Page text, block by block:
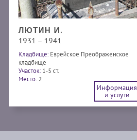
ЛЮТИН И.
1931 – 1941
Кладбище: Еврейское Преображенское
кладбище
Участок: 1-5 ст.
Место: 2
Информация
и услуги